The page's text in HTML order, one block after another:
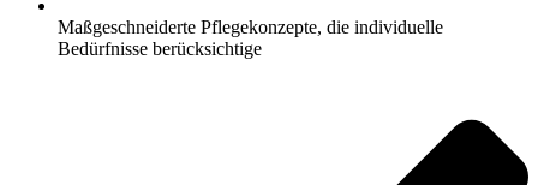
Maßgeschneiderte Pflegekonzepte, die individuelle
Bedürfnisse berücksichtige